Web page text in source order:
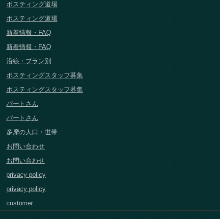
ポスティング道場
ポスティング道場
新着情報・FAQ
新着情報・FAQ
沿線・プラン別
ポスティングスタッフ募集
ポスティングスタッフ募集
パートさん
パートさん
多摩の人口・世帯
お問い合わせ
お問い合わせ
privacy policy
privacy policy
customer